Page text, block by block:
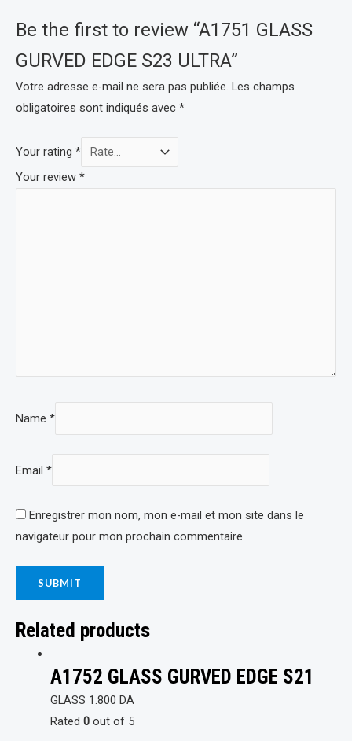
Be the first to review “A1751 GLASS
GURVED EDGE S23 ULTRA”
Votre adresse e-mail ne sera pas publiée. Les champs
obligatoires sont indiqués avec *
Your rating *
Your review *
Name *
Email *
Enregistrer mon nom, mon e-mail et mon site dans le
navigateur pour mon prochain commentaire.
Related products
A1752 GLASS GURVED EDGE S21
GLASS 1.800 DA
Rated 0out of 5